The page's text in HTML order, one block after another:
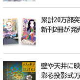
累計20万部
新刊2冊が発
壁や天井に
彩る投影式